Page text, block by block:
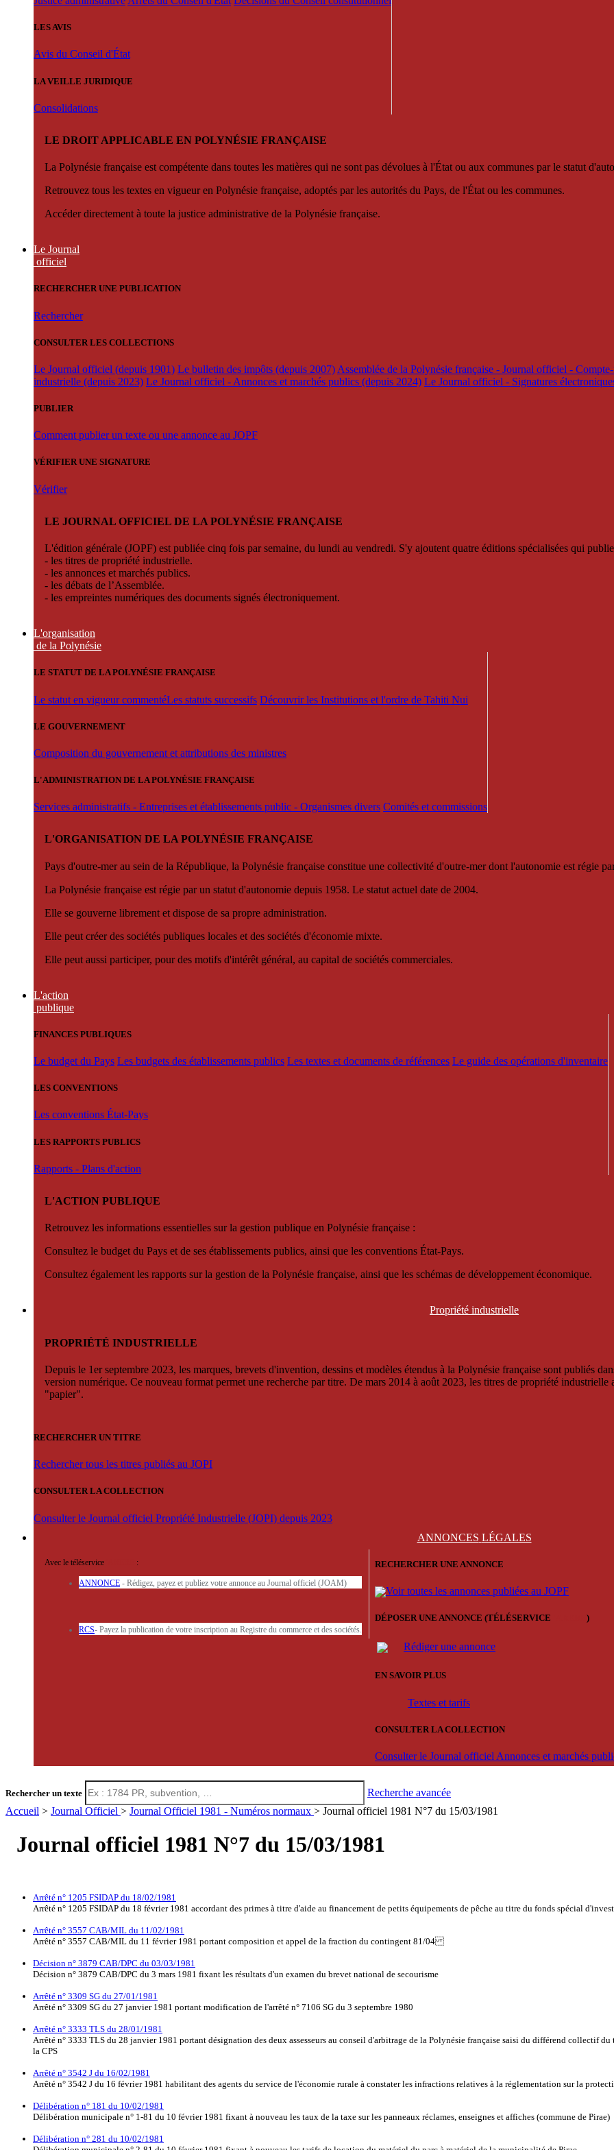
LES AVIS
Avis du Conseil d'État
LA VEILLE JURIDIQUE
Consolidations
LE DROIT APPLICABLE EN POLYNÉSIE FRANÇAISE
La Polynésie française est compétente dans toutes les matières qui ne sont pas dévolues à l'État ou aux communes par le statut
Retrouvez tous les textes en vigueur en Polynésie française, adoptés par les autorités du Pays, de l'État ou les communes.
Accéder directement à toute la justice administrative de la Polynésie française.
Le Journal
officiel
RECHERCHER UNE PUBLICATION
Rechercher
CONSULTER LES COLLECTIONS
Le Journal officiel (depuis 1901) Le bulletin des impôts (depuis 2007) Assemblée de la Polynésie française - Journal officiel -
industrielle (depuis 2023) Le Journal officiel - Annonces et marchés publics (depuis 2024) Le Journal officiel - Signatures
PUBLIER
Comment publier un texte ou une annonce au JOPF
VÉRIFIER UNE SIGNATURE
Vérifier
LE JOURNAL OFFICIEL DE LA POLYNÉSIE FRANÇAISE
L'édition générale (JOPF) est publiée cinq fois par semaine, du lundi au vendredi. S'y ajoutent quatre éditions spécialisées qui
- les titres de propriété industrielle.
- les annonces et marchés publics.
- les débats de l’Assemblée.
- les empreintes numériques des documents signés électroniquement.
L'organisation
de la Polynésie
LE STATUT DE LA POLYNÉSIE FRANÇAISE
Le statut en vigueur commentéLes statuts successifs Découvrir les Institutions et l'ordre de Tahiti Nui
LE GOUVERNEMENT
Composition du gouvernement et attributions des ministres
L'ADMINISTRATION DE LA POLYNÉSIE FRANÇAISE
Services administratifs - Entreprises et établissements public - Organismes divers Comités et commissions
L'ORGANISATION DE LA POLYNÉSIE FRANÇAISE
Pays d'outre-mer au sein de la République, la Polynésie française constitue une collectivité d'outre-mer dont l'autonomie est régie
La Polynésie française est régie par un statut d'autonomie depuis 1958. Le statut actuel date de 2004.
Elle se gouverne librement et dispose de sa propre administration.
Elle peut créer des sociétés publiques locales et des sociétés d'économie mixte.
Elle peut aussi participer, pour des motifs d'intérêt général, au capital de sociétés commerciales.
L'action
publique
FINANCES PUBLIQUES
Le budget du Pays Les budgets des établissements publics Les textes et documents de références Le guide des opérations d'inventaire
LES CONVENTIONS
Les conventions État-Pays
LES RAPPORTS PUBLICS
Rapports - Plans d'action
L'ACTION PUBLIQUE
Retrouvez les informations essentielles sur la gestion publique en Polynésie française :
Consultez le budget du Pays et de ses établissements publics, ainsi que les conventions État-Pays.
Consultez également les rapports sur la gestion de la Polynésie française, ainsi que les schémas de développement économique.
Propriété industrielle
PROPRIÉTÉ INDUSTRIELLE
Depuis le 1er septembre 2023, les marques, brevets d'invention, dessins et modèles étendus à la Polynésie française sont publiés
version numérique. Ce nouveau format permet une recherche par titre. De mars 2014 à août 2023, les titres de propriété
"papier".
RECHERCHER UN TITRE
Rechercher tous les titres publiés au JOPI
CONSULTER LA COLLECTION
Consulter le Journal officiel Propriété Industrielle (JOPI) depuis 2023
ANNONCES LÉGALES
Avec le téléservice :
ANNONCE - Rédigez, payez et publiez votre annonce au Journal officiel (JOAM)
RCS- Payez la publication de votre inscription au Registre du commerce et des sociétés.
RECHERCHER UNE ANNONCE
Voir toutes les annonces publiées au JOPF
DÉPOSER UNE ANNONCE (TÉLÉSERVICE )
Rédiger une annonce
EN SAVOIR PLUS
Textes et tarifs
CONSULTER LA COLLECTION
Consulter le Journal officiel Annonces et marchés
Rechercher un texte
Recherche avancée
Accueil > Journal Officiel > Journal Officiel 1981 - Numéros normaux > Journal officiel 1981 N°7 du 15/03/1981
Journal officiel 1981 N°7 du 15/03/1981
Arrêté n° 1205 FSIDAP du 18/02/1981
Arrêté n° 1205 FSIDAP du 18 février 1981 accordant des primes à titre d'aide au financement de petits équipements de pêche au titre du fonds spécial
Arrêté n° 3557 CAB/MIL du 11/02/1981
Arrêté n° 3557 CAB/MIL du 11 février 1981 portant composition et appel de la fraction du contingent 81/04
Décision n° 3879 CAB/DPC du 03/03/1981
Décision n° 3879 CAB/DPC du 3 mars 1981 fixant les résultats d'un examen du brevet national de secourisme
Arrêté n° 3309 SG du 27/01/1981
Arrêté n° 3309 SG du 27 janvier 1981 portant modification de l'arrêté n° 7106 SG du 3 septembre 1980
Arrêté n° 3333 TLS du 28/01/1981
Arrêté n° 3333 TLS du 28 janvier 1981 portant désignation des deux assesseurs au conseil d'arbitrage de la Polynésie française saisi du différend collectif
la CPS
Arrêté n° 3542 J du 16/02/1981
Arrêté n° 3542 J du 16 février 1981 habilitant des agents du service de l'économie rurale à constater les infractions relatives à la réglementation sur la
Délibération n° 181 du 10/02/1981
Délibération municipale n° 1-81 du 10 février 1981 fixant à nouveau les taux de la taxe sur les panneaux réclames, enseignes et affiches (commune de Pirae)
Délibération n° 281 du 10/02/1981